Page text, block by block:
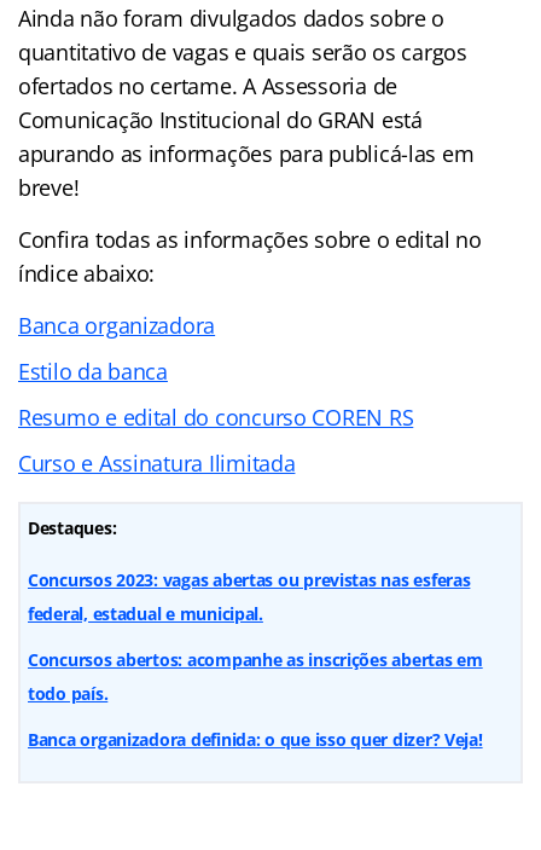
Ainda não foram divulgados dados sobre o
quantitativo de vagas e quais serão os cargos
ofertados no certame. A Assessoria de
Comunicação Institucional do GRAN está
apurando as informações para publicá-las em
breve!
Confira todas as informações sobre o edital no
índice abaixo:
Banca organizadora
Estilo da banca
Resumo e edital do concurso COREN RS
Curso e Assinatura Ilimitada
Destaques:
Concursos 2023: vagas abertas ou previstas nas esferas
federal, estadual e municipal.
Concursos abertos: acompanhe as inscrições abertas em
todo país.
Banca organizadora definida: o que isso quer dizer? Veja!